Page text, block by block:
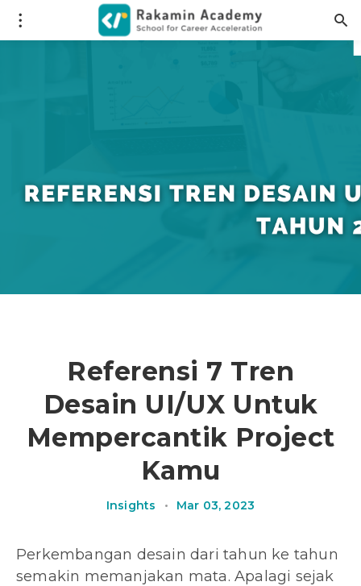
Referensi 7 Tren
Desain UI/UX Untuk
Mempercantik Project
Kamu
Insights • Mar 03, 2023
Perkembangan desain dari tahun ke tahun
semakin memanjakan mata. Apalagi sejak